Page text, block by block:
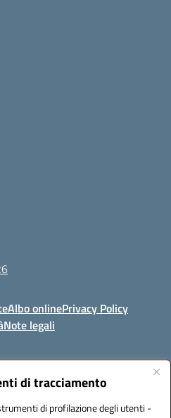
di tracciamento
di profilazione degli utenti -
Albo onlinePrivacy Policy
Note legali
25030 RUDIANO
bsic86100r@pec.istruzione.it